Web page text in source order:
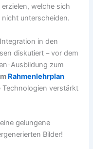
welche sich
nicht unterscheiden.
in den
diskutiert – vor dem
Ausbildung zum
Rahmenlehrplan
verstärkt
gelungene
Bilder!